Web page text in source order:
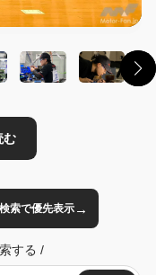
索で優先表示→
する /